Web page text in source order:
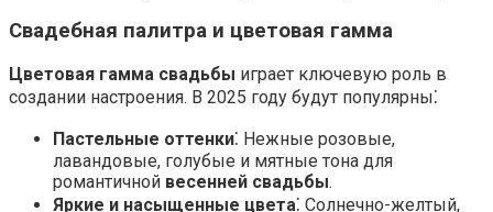
Свадебная палитра и цветовая гамма
Цветовая гамма свадьбы играет ключевую роль в
создании настроения. В 2025 году будут популярны⁚
Пастельные оттенки⁚ Нежные розовые,
лавандовые, голубые и мятные тона для
романтичной весенней свадьбы.
Яркие и насыщенные цвета⁚ Солнечно-желтый,